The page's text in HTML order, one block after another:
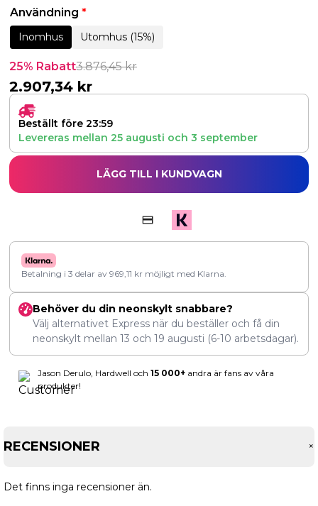
Användning *
Inomhus Utomhus (15%)
25% Rabatt3.876,45kr
2.907,34 kr
Beställt före 23:59
Levereras mellan 25 augusti och 3 september
LÄGG TILL I KUNDVAGN
Betalning i 3 delar av 969,11 kr möjligt med Klarna.
Behöver du din neonskylt snabbare?
Välj alternativet Express när du beställer och få din
neonskylt mellan 13 och 19 augusti (6-10 arbetsdagar).
Jason Derulo, Hardwell och 15 000+ andra är fans av våra
produkter!
RECENSIONER +
Det finns inga recensioner än.